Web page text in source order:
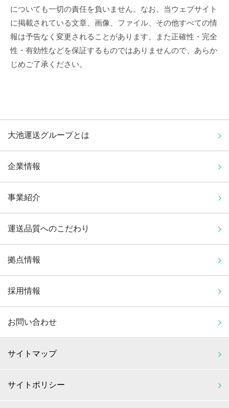
についても一切の責任を負いません。なお、当ウェブサイト
に掲載されている文章、画像、ファイル、その他すべての情
報は予告なく変更されることがあります、また正確性・完全
性・有効性などを保証するものではありませんので、あらか
じめご了承ください。
大池運送グループとは
企業情報
事業紹介
運送品質へのこだわり
拠点情報
採用情報
お問い合わせ
サイトマップ
サイトポリシー